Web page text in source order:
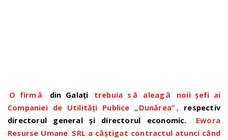
O firmă din Galați trebuia s ă aleagă
noii șefi ai
Companiei de Utilități Publice „Dunărea” , respectiv
directorul general și directorul economic.
Ewora
Resurse Umane SRL a câștigat contractul atunci când